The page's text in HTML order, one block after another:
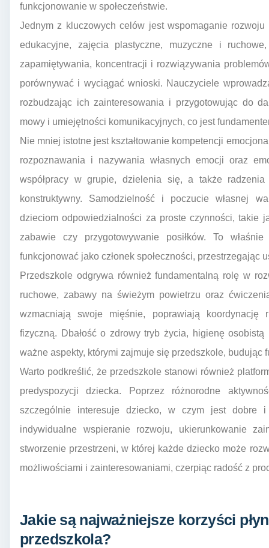
funkcjonowanie w społeczeństwie.
Jednym z kluczowych celów jest wspomaganie
edukacyjne, zajęcia plastyczne, muzyczne i
zapamiętywania, koncentracji i rozwiązywania
porównywać i wyciągać wnioski. Nauczyciele
rozbudzając ich zainteresowania i przygotowując do
mowy i umiejętności komunikacyjnych, co jest
Nie mniej istotne jest kształtowanie kompetencji
rozpoznawania i nazywania własnych emocji oraz
współpracy w grupie, dzielenia się, a także
konstruktywny. Samodzielność i poczucie własnej
dzieciom odpowiedzialności za proste czynności, takie
zabawie czy przygotowywanie posiłków. To
funkcjonować jako członek społeczności, przestrzegając
Przedszkole odgrywa również fundamentalną rolę w
ruchowe, zabawy na świeżym powietrzu oraz
wzmacniają swoje mięśnie, poprawiają koordynację
fizyczną. Dbałość o zdrowy tryb życia, higienę
ważne aspekty, którymi zajmuje się przedszkole, budując
Warto podkreślić, że przedszkole stanowi również
predyspozycji dziecka. Poprzez różnorodne
szczególnie interesuje dziecko, w czym jest dobre
indywidualne wspieranie rozwoju, ukierunkowanie
stworzenie przestrzeni, w której każde dziecko może
możliwościami i zainteresowaniami, czerpiąc radość z
Jakie są najważniejsze korzyści
przedszkola?